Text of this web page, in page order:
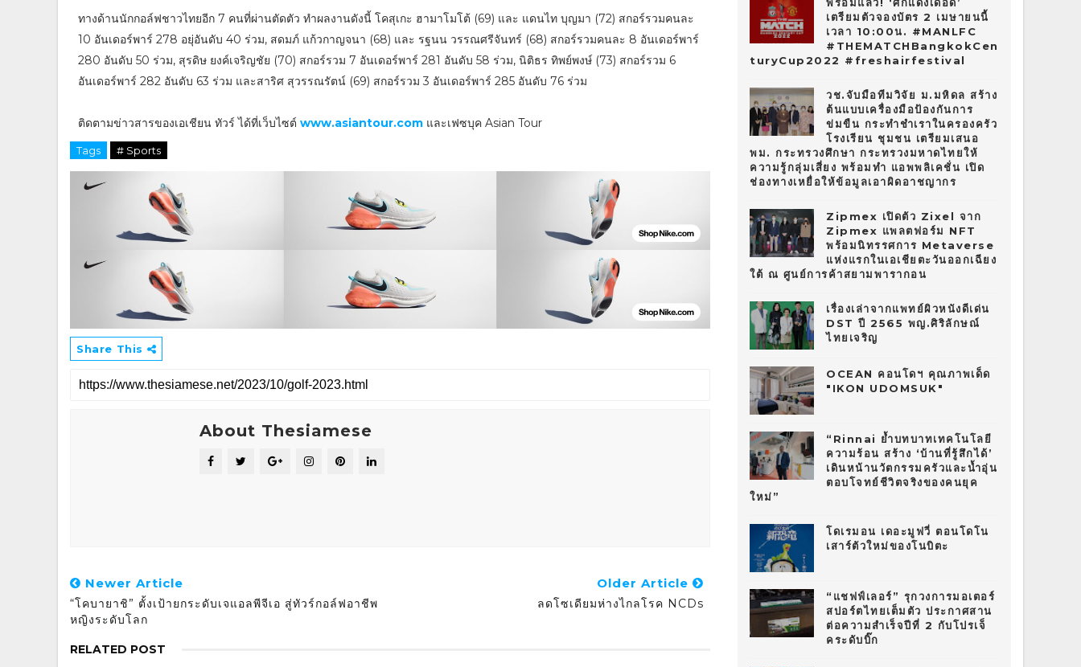
ทางด้านนักกอล์ฟชาวไทยอีก 7 คนที่ผ่านตัดตัว ทำผลงานดังนี้ โคสุเกะ ฮามาโมโต้ (69) และ แดนไท บุญมา (72) สกอร์รวมคนละ
10 อันเดอร์พาร์ 278 อยุ่อันดับ 40 ร่วม, สดมภ์ แก้วกาญจนา (68) และ รฐนน วรรณศรีจันทร์ (68) สกอร์รวมคนละ 8 อันเดอร์พาร์
280 อันดับ 50 ร่วม, สุรดิษ ยงค์เจริญชัย (70) สกอร์รวม 7 อันเดอร์พาร์ 281 อันดับ 58 ร่วม, นิติธร ทิพย์พงษ์ (73) สกอร์รวม 6
อันเดอร์พาร์ 282 อันดับ 63 ร่วม และสาริศ สุวรรณรัตน์ (69) สกอร์รวม 3 อันเดอร์พาร์ 285 อันดับ 76 ร่วม
ติดตามข่าวสารของเอเชียน ทัวร์ ได้ที่เว็บไซต์ www.asiantour.com และเฟซบุค Asian Tour
Tags # Sports
Share This
About Thesiamese
Newer Article
“โคบายาชิ” ตั้งเป้ายกระดับเจแอลพีจีเอ สู่ทัวร์กอล์ฟอาชีพ
หญิงระดับโลก
Older Article
ลดโซเดียมห่างไกลโรค NCDs
RELATED POST
พร้อมแล้ว! ‘ศึกแดงเดือด’
เตรียมตัวจองบัตร 2 เมษายนนี้
เวลา 10:00น. #MANLFC
#THEMATCHBangkokCen
turyCup2022 #freshairfestival
วช.จับมือทีมวิจัย ม.มหิดล สร้าง
ต้นแบบเครื่องมือป้องกันการ
ข่มขืน กระทำชำเราในครองครัว
โรงเรียน ชุมชน เตรียมเสนอ
พม. กระทรวงศึกษา กระทรวงมหาดไทยให้
ความรู้กลุ่มเสี่ยง พร้อมทำ แอพพลิเคชั่น เปิด
ช่องทางเหยื่อให้ข้อมูลเอาผิดอาชญากร
Zipmex เปิดตัว Zixel จาก
Zipmex แพลตฟอร์ม NFT
พร้อมนิทรรศการ Metaverse
แห่งแรกในเอเชียตะวันออกเฉียง
ใต้ ณ ศูนย์การค้าสยามพารากอน
เรื่องเล่าจากแพทย์ผิวหนังดีเด่น
DST ปี 2565 พญ.ศิริลักษณ์
ไทยเจริญ
OCEAN คอนโดฯ คุณภาพเด็ด
"IKON UDOMSUK"
“Rinnai ย้ำบทบาทเทคโนโลยี
ความร้อน สร้าง ‘บ้านที่รู้สึกได้’
เดินหน้านวัตกรรมครัวและน้ำอุ่น
ตอบโจทย์ชีวิตจริงของคนยุค
ใหม่”
โดเรมอน เดอะมูฟวี่ ตอนโดโน
เสาร์ตัวใหม่ของโนบิตะ
“แชฟฟ์เลอร์” รุกวงการมอเตอร์
สปอร์ตไทยเต็มตัว ประกาศสาน
ต่อความสำเร็จปีที่ 2 กับโปรเจ็
คระดับบิ๊ก